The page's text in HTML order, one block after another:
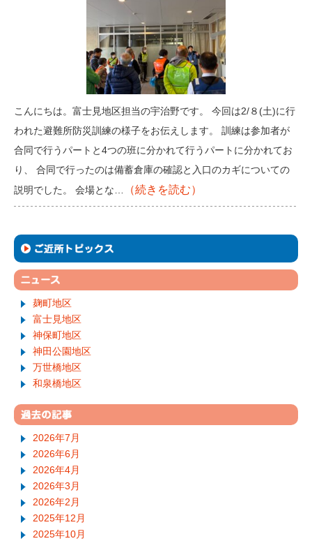
こんにちは。富士見地区担当の宇治野です。 今回は2/８(土)に行
われた避難所防災訓練の様子をお伝えします。 訓練は参加者が
合同で行うパートと4つの班に分かれて行うパートに分かれてお
り、 合同で行ったのは備蓄倉庫の確認と入口のカギについての
説明でした。 会場とな…
（続きを読む）
麹町地区
富士見地区
神保町地区
神田公園地区
万世橋地区
和泉橋地区
2026年7月
2026年6月
2026年4月
2026年3月
2026年2月
2025年12月
2025年10月